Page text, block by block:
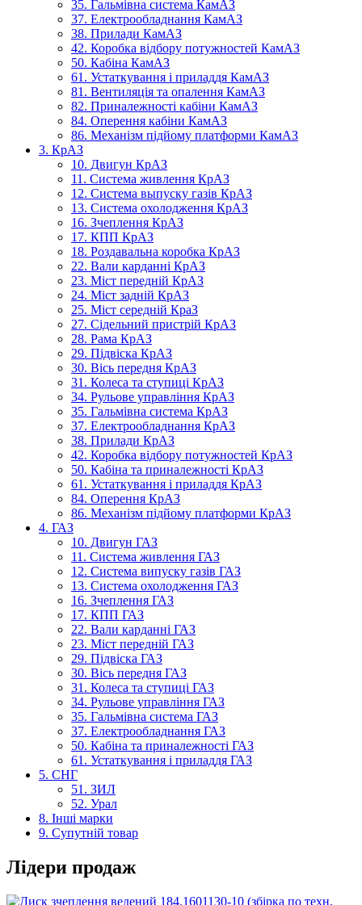
35. Гальмівна система КамАЗ
37. Електрообладнання КамАЗ
38. Прилади КамАЗ
42. Коробка відбору потужностей КамАЗ
50. Кабіна КамАЗ
61. Устаткування і приладдя КамАЗ
81. Вентиляція та опалення КамАЗ
82. Приналежності кабіни КамАЗ
84. Оперення кабіни КамАЗ
86. Механізм підйому платформи КамАЗ
3. КрАЗ
10. Двигун КрАЗ
11. Система живлення КрАЗ
12. Система выпуску газів КрАЗ
13. Система охолодження КрАЗ
16. Зчеплення КрАЗ
17. КПП КрАЗ
18. Роздавальна коробка КрАЗ
22. Вали карданні КрАЗ
23. Міст передній КрАЗ
24. Міст задній КрАЗ
25. Міст середній КраЗ
27. Сідельний пристрій КрАЗ
28. Рама КрАЗ
29. Підвіска КрАЗ
30. Вісь передня КрАЗ
31. Колеса та ступиці КрАЗ
34. Рульове управління КрАЗ
35. Гальмівна система КрАЗ
37. Електрообладнання КрАЗ
38. Прилади КрАЗ
42. Коробка відбору потужностей КрАЗ
50. Кабіна та приналежності КрАЗ
61. Устаткування і приладдя КрАЗ
84. Оперення КрАЗ
86. Механізм підйому платформи КрАЗ
4. ГАЗ
10. Двигун ГАЗ
11. Система живлення ГАЗ
12. Система випуску газів ГАЗ
13. Система охолодження ГАЗ
16. Зчеплення ГАЗ
17. КПП ГАЗ
22. Вали карданні ГАЗ
23. Міст передній ГАЗ
29. Підвіска ГАЗ
30. Вісь передня ГАЗ
31. Колеса та ступиці ГАЗ
34. Рульове управління ГАЗ
35. Гальмівна система ГАЗ
37. Електрообладнання ГАЗ
50. Кабіна та приналежності ГАЗ
61. Устаткування і приладдя ГАЗ
5. СНГ
51. ЗИЛ
52. Урал
8. Інші марки
9. Супутній товар
Лідери продаж